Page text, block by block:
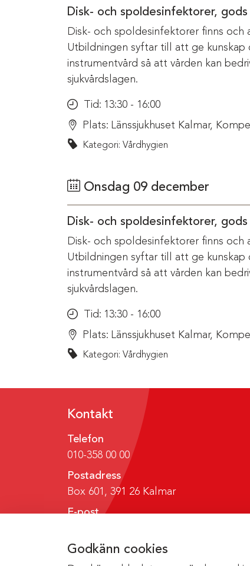
Godkänn cookies
Disk- och spoldesinfektorer,
Disk- och spoldesinfektorer finns och
Utbildningen syftar till att ge
instrumentvård så att vården kan
sjukvårdslagen.
Tid: 13:30 - 16:00
Plats: Länssjukhuset Kalmar,
Kategori: Vårdhygien
Onsdag 09 december
Disk- och spoldesinfektorer,
Disk- och spoldesinfektorer finns och
Utbildningen syftar till att ge
instrumentvård så att vården kan
sjukvårdslagen.
Tid: 13:30 - 16:00
Plats: Länssjukhuset Kalmar,
Kategori: Vårdhygien
Kontakt
Telefon
010-358 00 00
Postadress
Box 601, 391 26 Kalmar
E-post